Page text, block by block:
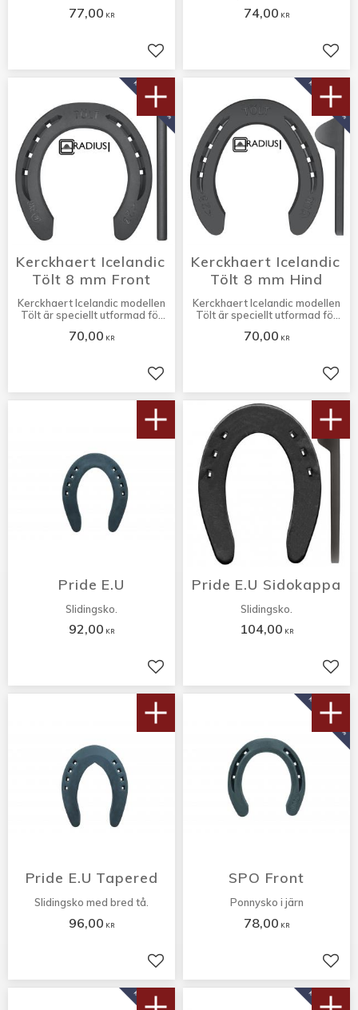
77,00 KR
Lägg till i favoriter
74,00 KR
Kerckhaert Icelandic
Tölt 8 mm Front
Kerckhaert Icelandic modellen
Tölt är speciellt utformad för
70,00 KR
KÖP 10 PAR FÅ 10%
Lägg till i favoriter
Kerckhaert Icelandic
Tölt 8 mm Hind
Kerckhaert Icelandic modellen
Tölt är speciellt utformad för
70,00 KR
KÖP 10 PAR FÅ 10%
Pride E.U
Slidingsko.
92,00 KR
Lägg till i favoriter
Pride E.U Sidokappa
Slidingsko.
104,00 KR
Pride E.U Tapered
Slidingsko med bred tå.
96,00 KR
Lägg till i favoriter
SPO Front
Ponnysko i järn
78,00 KR
KÖP 10 PAR FÅ 10%